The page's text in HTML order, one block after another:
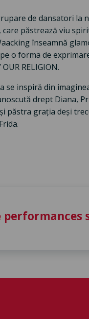
de dansatori la
păstrează viu
înseamnă
o forma de
RELIGION.
se inspiră din
drept Diana,
păstra grația deși